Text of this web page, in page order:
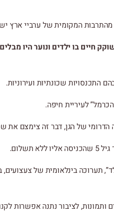
מהתרבות המקומית של ערביי ארץ
ה-50 וה-60 היה מקום שוקק חיים בו ילדים
התכנסויות שכונתיות ועירוניות.
ציורים ותמונות, לציבור נתנה